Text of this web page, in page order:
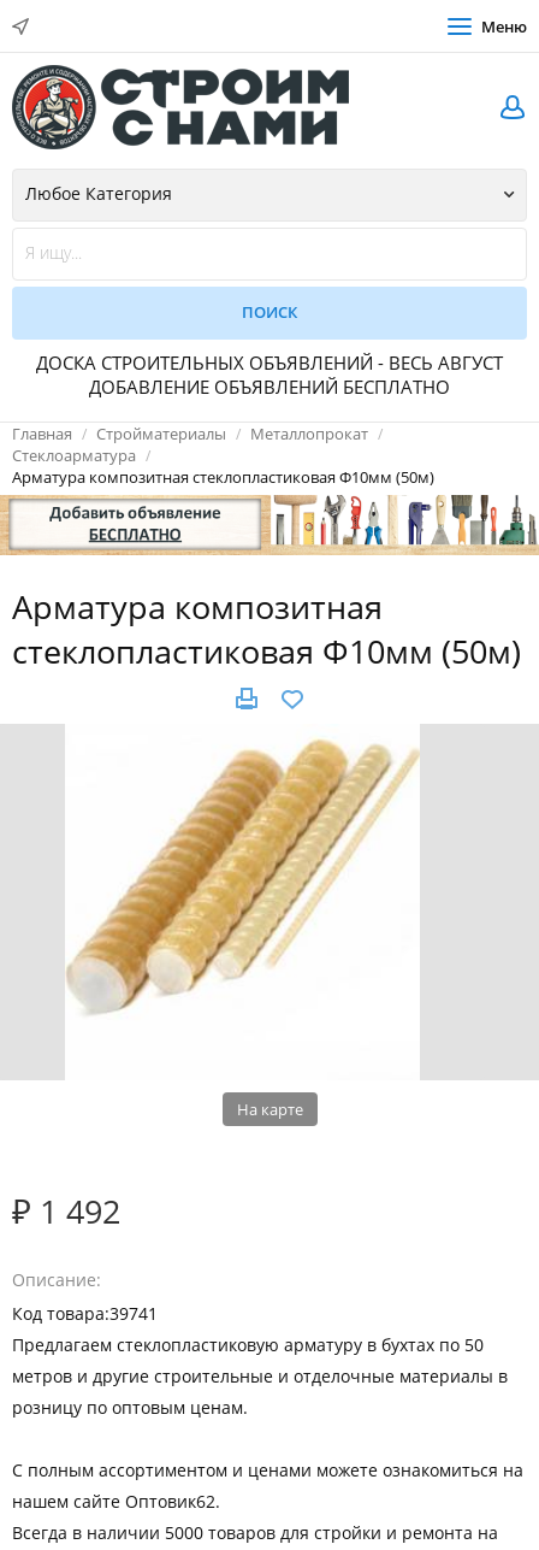
Меню
ДОСКА СТРОИТЕЛЬНЫХ ОБЪЯВЛЕНИЙ - ВЕСЬ АВГУСТ
ДОБАВЛЕНИЕ ОБЪЯВЛЕНИЙ БЕСПЛАТНО
Главная Стройматериалы
Металлопрокат
Стеклоарматура
Арматура композитная стеклопластиковая Ф10мм (50м)
Арматура композитная
стеклопластиковая Ф10мм (50м)
На карте
₽ 1 492
Описание
Код товара:39741
Предлагаем стеклопластиковую арматуру в бухтах по 50
метров и другие строительные и отделочные материалы в
розницу по оптовым ценам.
С полным ассортиментом и ценами можете ознакомиться на
нашем сайте Оптовик62.
Всегда в наличии 5000 товаров для стройки и ремонта на